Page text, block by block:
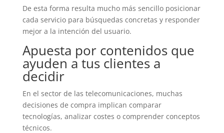
De esta forma resulta mucho más sencillo posicionar
cada servicio para búsquedas concretas y responder
mejor a la intención del usuario.
Apuesta por contenidos que
ayuden a tus clientes a
decidir
En el sector de las telecomunicaciones, muchas
decisiones de compra implican comparar
tecnologías, analizar costes o comprender conceptos
técnicos.